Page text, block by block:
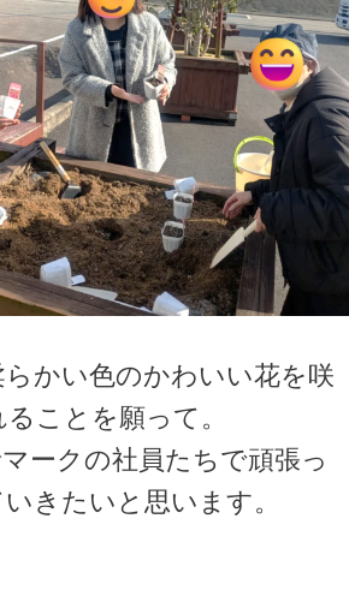
かい色のかわいい花を咲
ことを願って。
ークの社員たちで頑張っ
きたいと思います。